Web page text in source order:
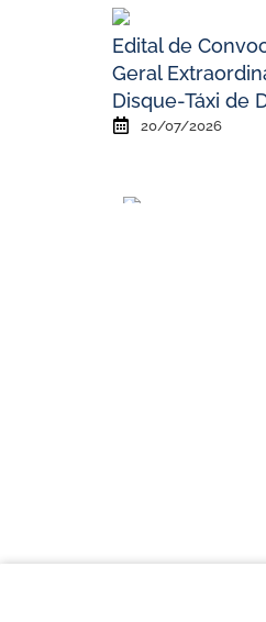
Edital de
Geral
Disque-Táxi de
20/07/2026